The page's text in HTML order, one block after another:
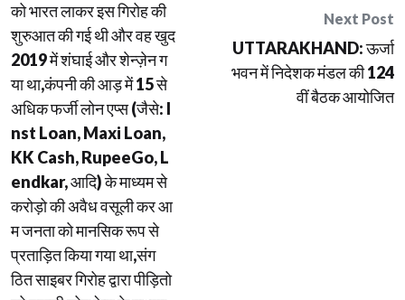
को भारत लाकर इस गिरोह की
शुरुआत की गई थी और वह खुद
2019 में शंघाई और शेन्ज़ेन ग
या था,कंपनी की आड़ में 15 से
अधिक फर्जी लोन एप्स (जैसे: I
nst Loan, Maxi Loan,
KK Cash, RupeeGo, L
endkar, आदि) के माध्यम से
करोड़ो की अवैध वसूली कर आ
म जनता को मानसिक रूप से
प्रताड़ित किया गया था,संग
ठित साइबर गिरोह द्वारा पीड़ितो
Next Post
UTTARAKHAND: ऊर्जा
भवन में निदेशक मंडल की 124
वीं बैठक आयोजित